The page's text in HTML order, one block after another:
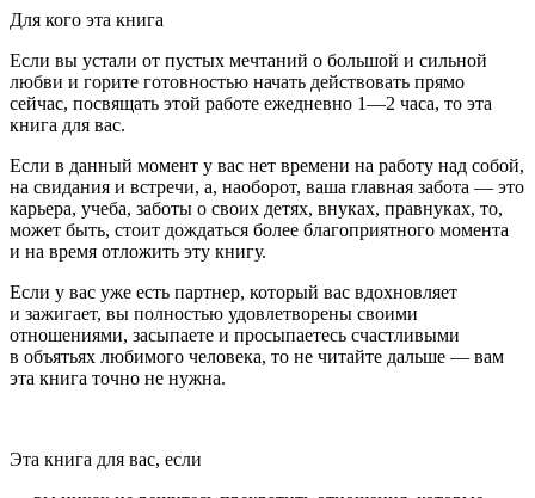
Для кого эта книга
Если вы устали от пустых мечтаний о большой и сильной
любви и горите готовностью начать действовать прямо
сейчас, посвящать этой работе ежедневно 1—2 часа, то эта
книга для вас.
Если в данный момент у вас нет времени на работу над собой,
на свидания и встречи, а, наоборот, ваша главная забота — это
карьера, учеба, заботы о своих детях, внуках, правнуках, то,
может быть, стоит дождаться более благоприятного момента
и на время отложить эту книгу.
Если у вас уже есть партнер, который вас вдохновляет
и зажигает, вы полностью удовлетворены своими
отношениями, засыпаете и просыпаетесь счастливыми
в объятьях любимого человека, то не читайте дальше — вам
эта книга точно не нужна.
Эта книга для вас, если